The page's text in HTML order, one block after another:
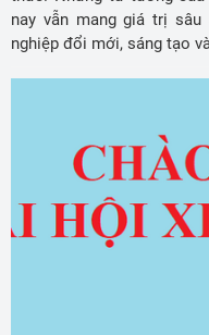
nay vẫn mang giá trị
nghiệp đổi mới, sáng tạo